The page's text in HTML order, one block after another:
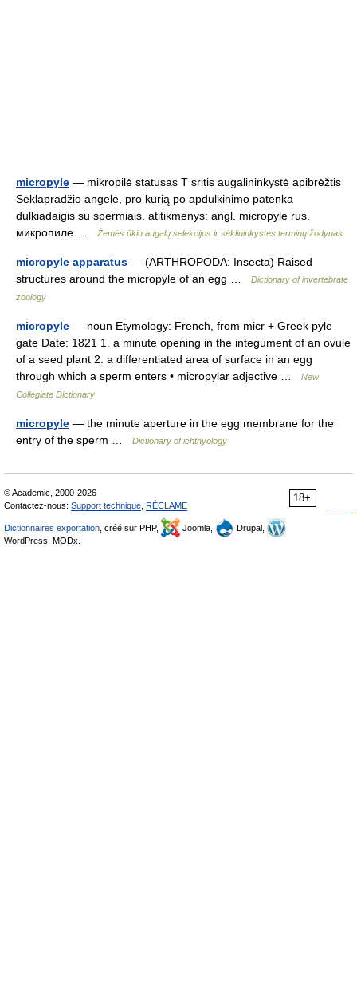
micropyle — mikropilė statusas T sritis augalininkystė apibrėžtis
Sėklapradžio angelė, pro kurią po apdulkinimo patenka
dulkiadaigis su spermiais. atitikmenys: angl. micropyle rus.
микропиле …
Žemės ūkio augalų selekcijos ir sėklininkystės terminų žodynas
micropyle apparatus — (ARTHROPODA: Insecta) Raised
structures around the micropyle of an egg …
Dictionary of invertebrate
zoology
micropyle — noun Etymology: French, from micr + Greek pylē
gate Date: 1821 1. a minute opening in the integument of an ovule
of a seed plant 2. a differentiated area of surface in an egg
through which a sperm enters • micropylar adjective …
New
Collegiate Dictionary
micropyle — the minute aperture in the egg membrane for the
entry of the sperm …
Dictionary of ichthyology
18+
© Academic, 2000-2026
Contactez-nous: Support technique RÉCLAME
Dictionnaires exportation , créé sur PHP, Joomla,
Drupal,
WordPress, MODx.